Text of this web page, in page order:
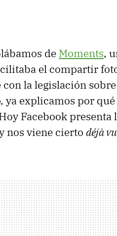
de Moments,
el compartir
la legislación
ya explicamos por
Facebook
nos viene cierto déjà vu